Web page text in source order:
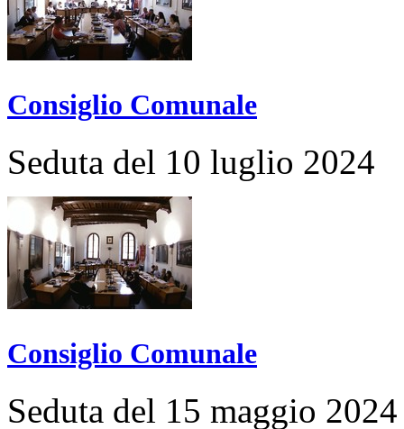
Consiglio Comunale
Seduta del 10 luglio 2024
Consiglio Comunale
Seduta del 15 maggio 2024